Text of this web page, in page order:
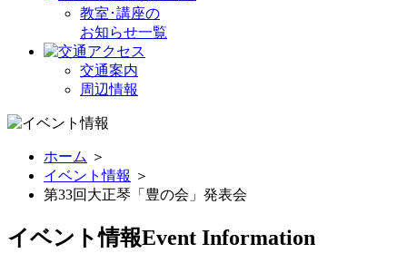
教室･講座の
お知らせ一覧
交通案内
周辺情報
ホーム ＞
イベント情報 ＞
第33回大正琴「豊の会」発表会
イベント情報Event Information